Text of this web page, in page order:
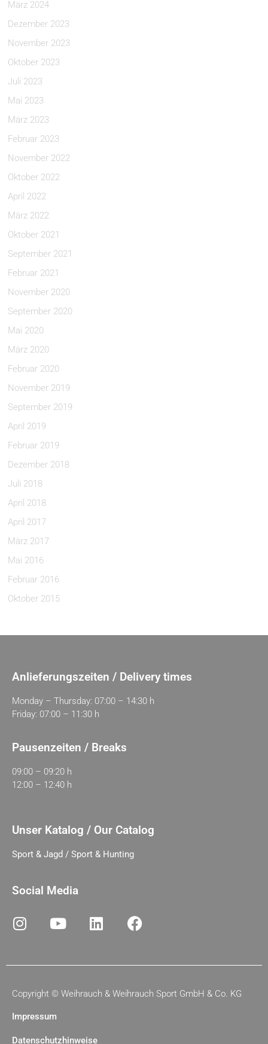
März 2024
Dezember 2023
November 2023
Oktober 2023
Juli 2023
Mai 2023
März 2023
Februar 2023
November 2022
Oktober 2022
April 2022
März 2022
Oktober 2021
September 2021
Februar 2021
November 2020
September 2020
Mai 2020
März 2020
Februar 2020
November 2019
September 2019
April 2019
Februar 2019
Dezember 2018
Juli 2018
April 2018
April 2017
März 2017
Mai 2016
Februar 2016
Oktober 2015
Anlieferungszeiten / Delivery times
Monday – Thursday: 07:00 – 14:30 h
Friday: 07:00 – 11:30 h
Pausenzeiten / Breaks
09:00 – 09:20 h
12:00 – 12:40 h
Unser Katalog / Our Catalog
Sport & Jagd / Sport & Hunting
Social Media
Copyright © Weihrauch & Weihrauch Sport GmbH & Co. KG
Impressum
Datenschutzhinweise